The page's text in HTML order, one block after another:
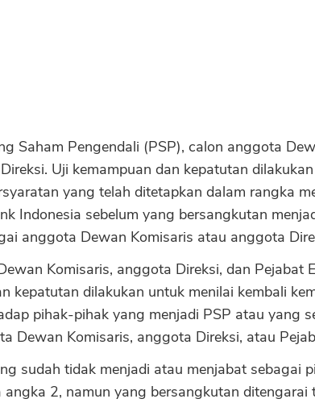
Saham Pengendali (PSP), calon anggota
Uji kemampuan dan kepatutan
yang telah ditetapkan dalam rangka
Indonesia sebelum yang bersangkutan
anggota Dewan Komisaris atau anggota
Komisaris, anggota Direksi, dan Pejabat
kepatutan dilakukan untuk menilai kembali
pihak-pihak yang menjadi PSP atau yang
Dewan Komisaris, anggota Direksi, atau
sudah tidak menjadi atau menjabat sebagai
angka 2, namun yang bersangkutan ditengarai